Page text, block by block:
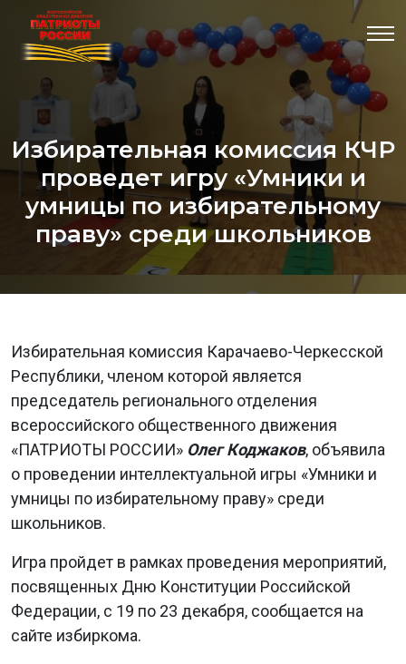
Избирательная комиссия КЧР
проведет игру «Умники и
умницы по избирательному
праву» среди школьников
Избирательная комиссия Карачаево-Черкесской
Республики, членом которой является
председатель регионального отделения
всероссийского общественного движения
«ПАТРИОТЫ РОССИИ» Олег Коджаков, объявила
о проведении интеллектуальной игры «Умники и
умницы по избирательному праву» среди
школьников.
Игра пройдет в рамках проведения мероприятий,
посвященных Дню Конституции Российской
Федерации, с 19 по 23 декабря, сообщается на
сайте избиркома.